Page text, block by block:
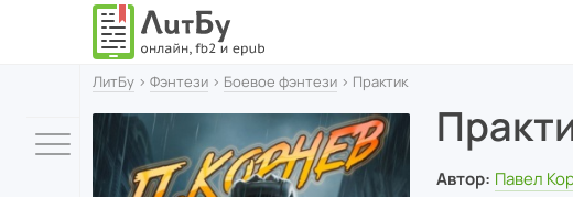
ЛитБу › Фэнтези › Боевое фэнтези › Практик
Автор: Павел